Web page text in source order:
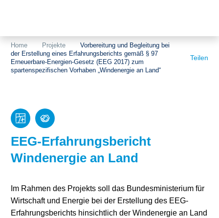
Europa
Märkte
Sektorenkopplung
Speicher
Publikationen
Über uns
Team
Forschungsnetzwerk
Home Projekte
Vorbereitung und Begleitung bei
der Erstellung eines Erfahrungsberichts gemäß § 97
Erneuerbare-Energien-Gesetz (EEG 2017) zum
spartenspezifischen Vorhaben „Windenergie an Land“
Teilen
EEG-Erfahrungsbericht
Windenergie an Land
Im Rahmen des Projekts soll das Bundesministerium für
Wirtschaft und Energie bei der Erstellung des EEG-
Erfahrungsberichts hinsichtlich der Windenergie an Land